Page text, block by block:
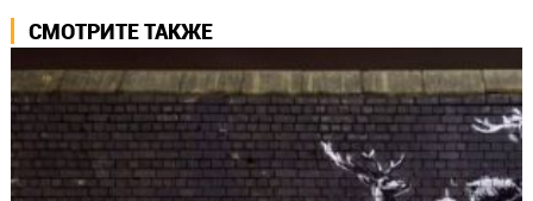
СМОТРИТЕ ТАКЖЕ